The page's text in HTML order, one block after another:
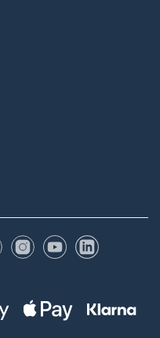
FacebookInstagram
YouTubeLinkedIn